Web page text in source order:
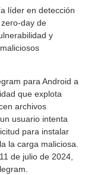
líder en detección
day de
y
para Android a
que explota
archivos
usuario intenta
para instalar
la carga maliciosa.
de julio de 2024,